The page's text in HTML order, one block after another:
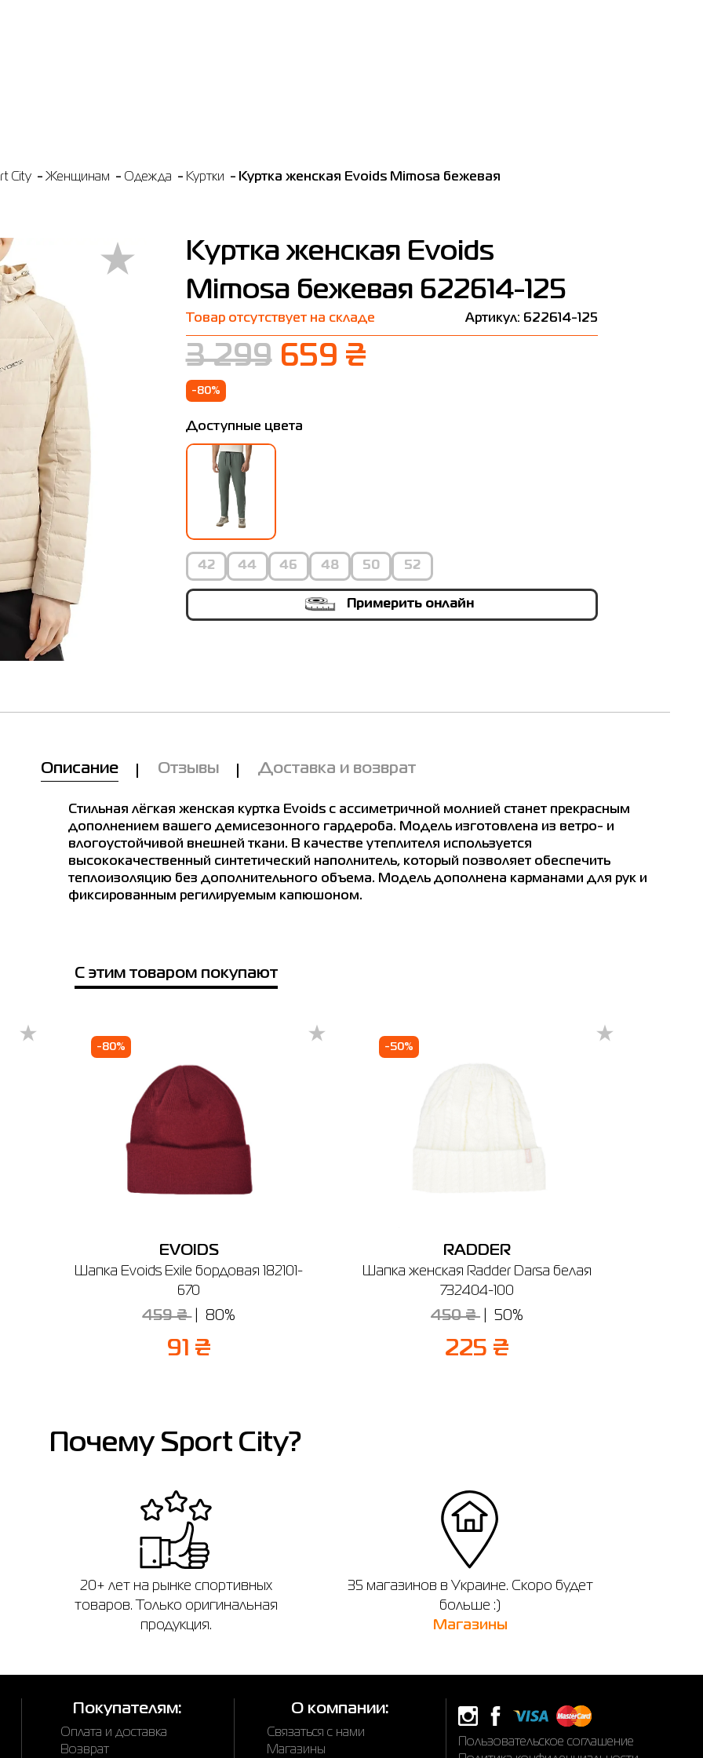
City Женщинам Одежда Куртки Куртка женская Evoids Mimosa бежевая
Куртка женская Evoids
Mimosa бежевая 622614-125
Товар отсутствует на складе Артикул: 622614-125
3 299 659 ₴
-80%
Доступные цвета
Ukraine Europe
Обхват
Обхват
40-42 34 86 66
42-44 36 90 70
48-50 42 106
Если вы не уверены, подойдет ли вам выбранный размер - вы всегда
можете обратиться к консультанту интернет-магазина за помощью.
Напоминаем, что вы можете оформить обмен или возврат заказа в течении
42 44 46 48 50 52
Примерить онлайн
Описание Отзывы Доставка и возврат
Стильная лёгкая женская куртка Evoids с ассиметричной молнией станет прекрасным
дополнением вашего демисезонного гардероба. Модель изготовлена из ветро- и
влогоустойчивой внешней ткани. В качестве утеплителя используется
высококачественный синтетический наполнитель, который позволяет обеспечить
теплоизоляцию без дополнительного объема. Модель дополнена карманами для рук и
фиксированным регилируемым капюшоном.
С этим товаром покупают
-80%
EVOIDS
Шапка Evoids Exile бордовая 182101-
670
459 ₴ 80%
91 ₴
-50%
RADDER
Шапка женская Radder Darsa белая
732404-100
450 ₴ 50%
225 ₴
Почему Sport City?
20+ лет на рынке спортивных
товаров. Только оригинальная
продукция.
35 магазинов в Украине. Скоро будет
больше :)
Магазины
Покупателям:
Оплата и доставка
Возврат
О компании:
Связаться с нами
Магазины
Пользовательское соглашение